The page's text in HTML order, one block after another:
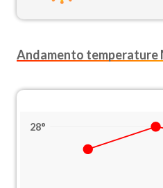
Andamento temperature
28°